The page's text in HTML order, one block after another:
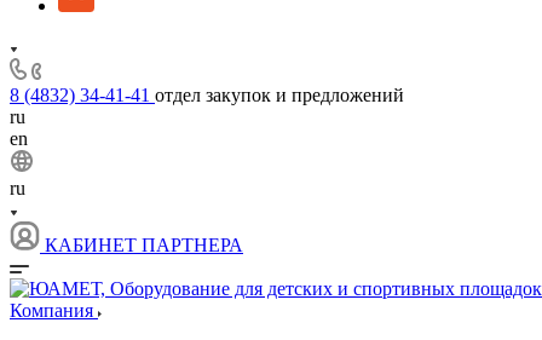
8 (4832) 34-41-41 отдел закупок и предложений
ru
en
ru
КАБИНЕТ ПАРТНЕРА
Компания